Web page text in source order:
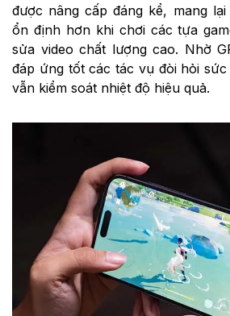
được nâng cấp đáng kể, mang
ổn định hơn khi chơi các tựa
sửa video chất lượng cao. Nhờ
đáp ứng tốt các tác vụ đòi hỏi
vẫn kiểm soát nhiệt độ hiệu quả.